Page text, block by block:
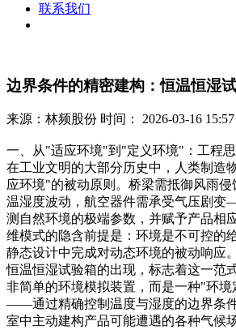
联系我们
边界条件的精密建构：恒温恒湿
来源：林频股份 时间： 2026-03-16
一、从"适应环境"到"定义环境"：工程
在工业文明的大部分历史中，人类制造
应环境"的被动原则。桥梁需抵御风雨
温湿度波动，航空器件需承受气压剧
测自然环境的极端参数，并赋予产品相
维模式的隐含前提是：环境是不可控的
静态设计中完成对动态环境的被动响应。
恒温恒湿试验箱的出现，标志着这一范
非简单的环境模拟装置，而是一种"环
——通过精确控制温度与湿度的边界条
室中主动建构产品可能遭遇的各种气候